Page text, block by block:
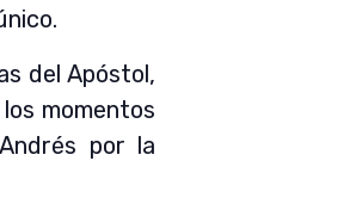
del Apóstol,
momentos
por la